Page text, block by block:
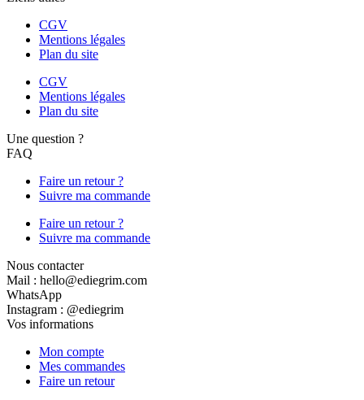
CGV
Mentions légales
Plan du site
CGV
Mentions légales
Plan du site
Une question ?
FAQ
Faire un retour ?
Suivre ma commande
Faire un retour ?
Suivre ma commande
Nous contacter
Mail : hello@ediegrim.com
WhatsApp
Instagram : @ediegrim
Vos informations
Mon compte
Mes commandes
Faire un retour